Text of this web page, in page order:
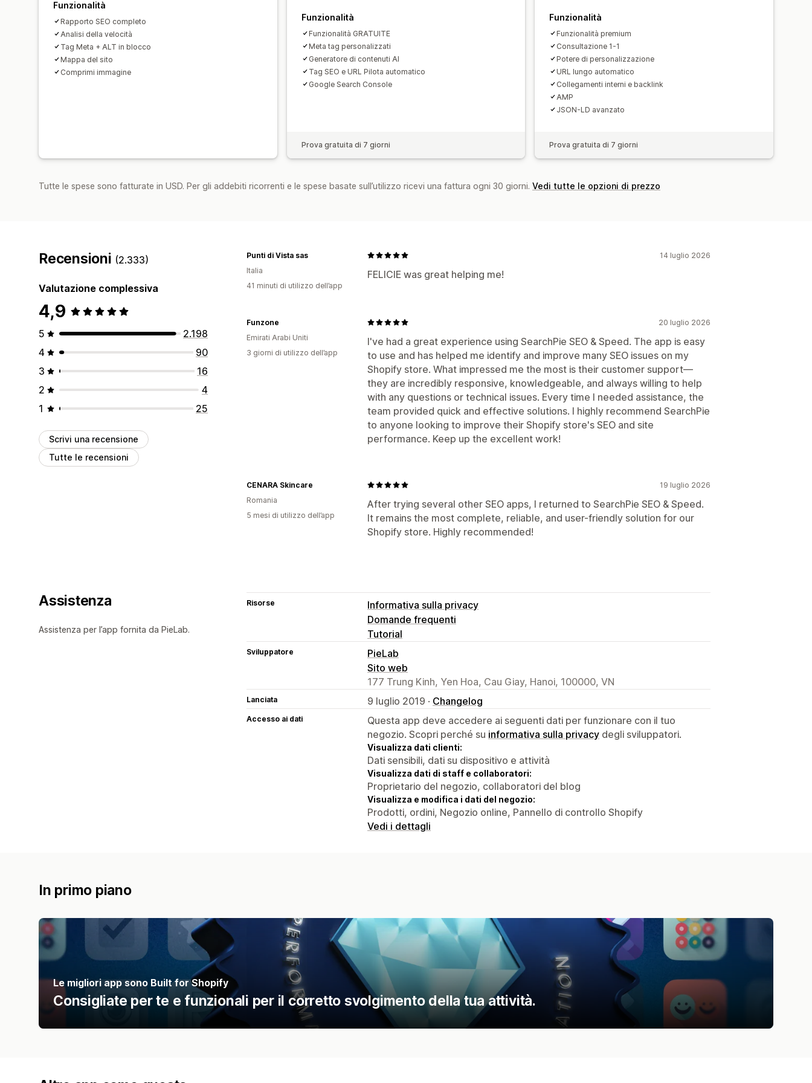
Traffico sul sito web
Funzionalità
Rapporto SEO completo
Analisi della velocità
Tag Meta + ALT in blocco
Mappa del sito
Comprimi immagine
Funzionalità
Funzionalità GRATUITE
Meta tag personalizzati
Generatore di contenuti AI
Tag SEO e URL Pilota automatico
Google Search Console
Prova gratuita di 7 giorni
Funzionalità
Funzionalità premium
Consultazione 1-1
Potere di personalizzazione
URL lungo automatico
Collegamenti interni e backlink
AMP
JSON-LD avanzato
Prova gratuita di 7 giorni
Tutte le spese sono fatturate in USD. Per gli addebiti ricorrenti e le spese basate sull’utilizzo ricevi una fattura ogni 30 giorni. Vedi tutte le opzioni di prezzo
Recensioni (2.333)
Valutazione complessiva
4,9
5
2.198
4
90
3
16
2
4
1
25
Scrivi una recensione
Tutte le recensioni
14 luglio 2026
FELICIE was great helping me!
Punti di Vista sas
Italia
41 minuti di utilizzo dell’app
20 luglio 2026
I've had a great experience using SearchPie SEO & Speed. The app is easy
to use and has helped me identify and improve many SEO issues on my
Shopify store. What impressed me the most is their customer support—
they are incredibly responsive, knowledgeable, and always willing to help
with any questions or technical issues. Every time I needed assistance, the
team provided quick and effective solutions. I highly recommend SearchPie
to anyone looking to improve their Shopify store's SEO and site
performance. Keep up the excellent work!
Funzone
Emirati Arabi Uniti
3 giorni di utilizzo dell’app
19 luglio 2026
After trying several other SEO apps, I returned to SearchPie SEO & Speed.
It remains the most complete, reliable, and user-friendly solution for our
Shopify store. Highly recommended!
CENARA Skincare
Romania
5 mesi di utilizzo dell’app
Assistenza
Assistenza per l’app fornita da PieLab.
Risorse
Informativa sulla privacy
Domande frequenti
Tutorial
Sviluppatore
PieLab
Sito web
177 Trung Kinh, Yen Hoa, Cau Giay, Hanoi, 100000, VN
Lanciata 9 luglio 2019 · Changelog
Accesso ai dati
Questa app deve accedere ai seguenti dati per funzionare con il tuo
negozio. Scopri perché su informativa sulla privacy degli sviluppatori.
Visualizza dati clienti:
Dati sensibili, dati su dispositivo e attività
Visualizza dati di staff e collaboratori:
Proprietario del negozio, collaboratori del blog
Visualizza e modifica i dati del negozio:
Prodotti, ordini, Negozio online, Pannello di controllo Shopify
Vedi i dettagli
In primo piano
Le migliori app sono Built for Shopify
Consigliate per te e funzionali per il corretto svolgimento della tua attività.